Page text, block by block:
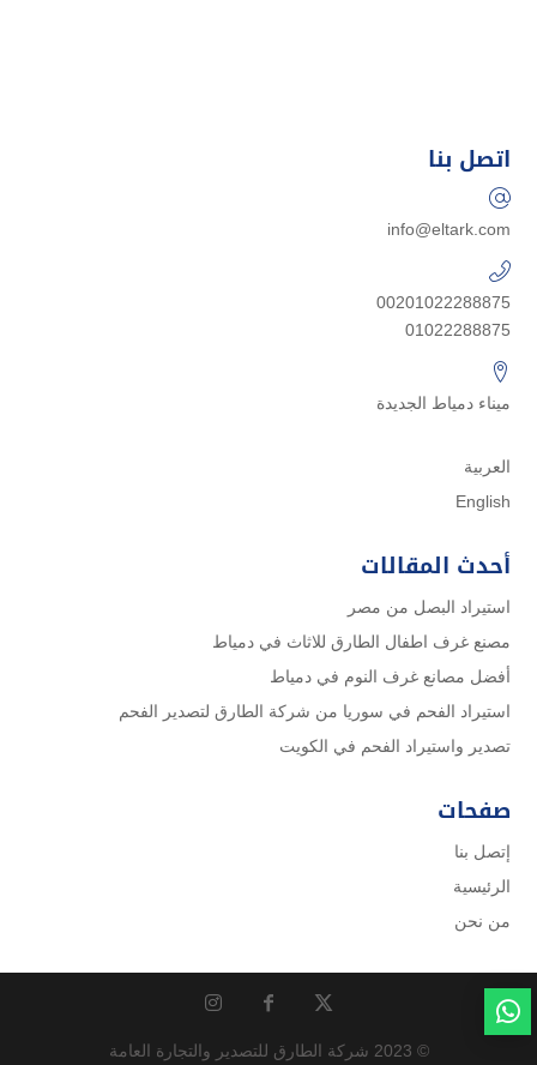
اتصل بنا
info@eltark.com
00201022288875
01022288875
ميناء دمياط الجديدة
العربية
English
أحدث المقالات
استيراد البصل من مصر
مصنع غرف اطفال الطارق للاثاث في دمياط
أفضل مصانع غرف النوم في دمياط
استيراد الفحم في سوريا من شركة الطارق لتصدير الفحم
تصدير واستيراد الفحم في الكويت
صفحات
إتصل بنا
الرئيسية
من نحن
© 2023 شركة الطارق للتصدير والتجارة العامة